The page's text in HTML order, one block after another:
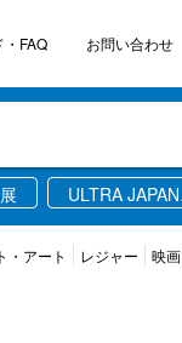
・FAQ お問い合わせ
ULTRA JAPAN
2026
・アート レジャー 映画